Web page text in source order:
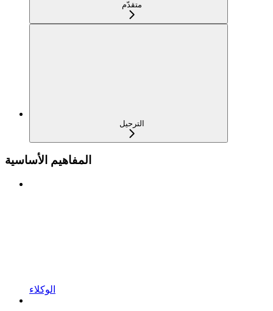
متقدّم
الترحيل
المفاهيم الأساسية
الوكلاء